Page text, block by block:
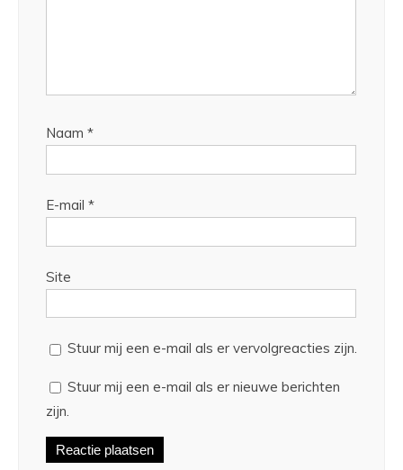
Naam *
E-mail *
Site
Stuur mij een e-mail als er vervolgreacties zijn.
Stuur mij een e-mail als er nieuwe berichten
zijn.